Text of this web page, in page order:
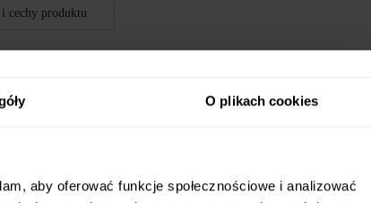
O plikach cookies
aby oferować funkcje społecznościowe i analizować
cechy produktu
Biały mat 2 półki 60x51x55 cm
do szafki w przedpokoju będzie również pasował do
potrzebują dodatkowej przestrzeni magazynowej. Jest